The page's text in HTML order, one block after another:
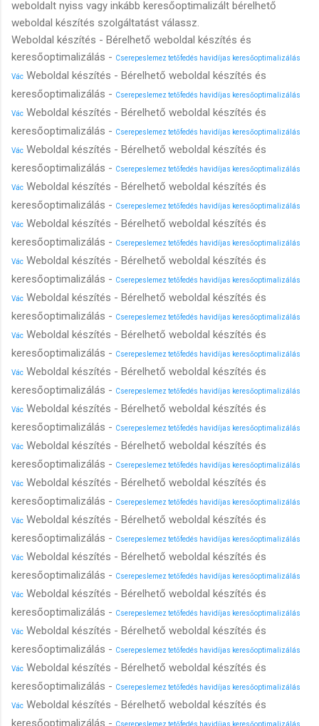
weboldalt nyiss vagy inkább keresőoptimalizált bérelhető
weboldal készítés szolgáltatást válassz.
Weboldal készítés - Bérelhető weboldal készítés és
keresőoptimalizálás - Cserepeslemez tetőfedés havidíjas keresőoptimalizálás
Vác Weboldal készítés - Bérelhető weboldal készítés és
keresőoptimalizálás - Cserepeslemez tetőfedés havidíjas keresőoptimalizálás
Vác Weboldal készítés - Bérelhető weboldal készítés és
keresőoptimalizálás - Cserepeslemez tetőfedés havidíjas keresőoptimalizálás
Vác Weboldal készítés - Bérelhető weboldal készítés és
keresőoptimalizálás - Cserepeslemez tetőfedés havidíjas keresőoptimalizálás
Vác Weboldal készítés - Bérelhető weboldal készítés és
keresőoptimalizálás - Cserepeslemez tetőfedés havidíjas keresőoptimalizálás
Vác Weboldal készítés - Bérelhető weboldal készítés és
keresőoptimalizálás - Cserepeslemez tetőfedés havidíjas keresőoptimalizálás
Vác Weboldal készítés - Bérelhető weboldal készítés és
keresőoptimalizálás - Cserepeslemez tetőfedés havidíjas keresőoptimalizálás
Vác Weboldal készítés - Bérelhető weboldal készítés és
keresőoptimalizálás - Cserepeslemez tetőfedés havidíjas keresőoptimalizálás
Vác Weboldal készítés - Bérelhető weboldal készítés és
keresőoptimalizálás - Cserepeslemez tetőfedés havidíjas keresőoptimalizálás
Vác Weboldal készítés - Bérelhető weboldal készítés és
keresőoptimalizálás - Cserepeslemez tetőfedés havidíjas keresőoptimalizálás
Vác Weboldal készítés - Bérelhető weboldal készítés és
keresőoptimalizálás - Cserepeslemez tetőfedés havidíjas keresőoptimalizálás
Vác Weboldal készítés - Bérelhető weboldal készítés és
keresőoptimalizálás - Cserepeslemez tetőfedés havidíjas keresőoptimalizálás
Vác Weboldal készítés - Bérelhető weboldal készítés és
keresőoptimalizálás - Cserepeslemez tetőfedés havidíjas keresőoptimalizálás
Vác Weboldal készítés - Bérelhető weboldal készítés és
keresőoptimalizálás - Cserepeslemez tetőfedés havidíjas keresőoptimalizálás
Vác Weboldal készítés - Bérelhető weboldal készítés és
keresőoptimalizálás - Cserepeslemez tetőfedés havidíjas keresőoptimalizálás
Vác Weboldal készítés - Bérelhető weboldal készítés és
keresőoptimalizálás - Cserepeslemez tetőfedés havidíjas keresőoptimalizálás
Vác Weboldal készítés - Bérelhető weboldal készítés és
keresőoptimalizálás - Cserepeslemez tetőfedés havidíjas keresőoptimalizálás
Vác Weboldal készítés - Bérelhető weboldal készítés és
keresőoptimalizálás - Cserepeslemez tetőfedés havidíjas keresőoptimalizálás
Vác Weboldal készítés - Bérelhető weboldal készítés és
keresőoptimalizálás - Cserepeslemez tetőfedés havidíjas keresőoptimalizálás